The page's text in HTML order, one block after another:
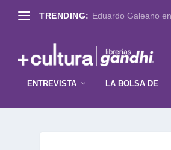
TRENDING: Eduardo Galeano
ENTREVISTA LA BOLSA DE